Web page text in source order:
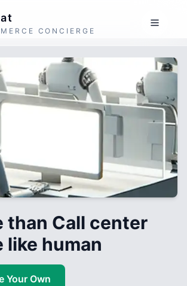
CONCIERGE
than Call center
like human
Your Own